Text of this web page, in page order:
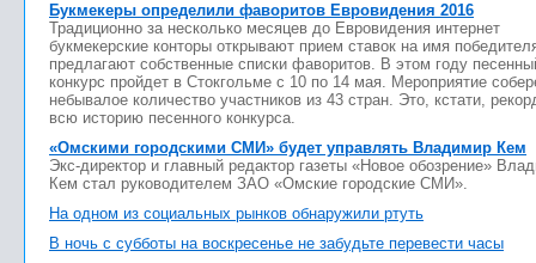
Букмекеры определили фаворитов Евровидения 2016
Традиционно за несколько месяцев до Евровидения интернет
букмекерские конторы открывают прием ставок на имя
предлагают собственные списки фаворитов. В этом году
конкурс пройдет в Стокгольме с 10 по 14 мая. Мероприятие
небывалое количество участников из 43 стран. Это, кстати,
всю историю песенного конкурса.
«Омскими городскими СМИ» будет управлять Владимир Кем
Экс-директор и главный редактор газеты «Новое обозрение»
Кем стал руководителем ЗАО «Омские городские СМИ».
На одном из социальных рынков обнаружили ртуть
В ночь с субботы на воскресенье не забудьте перевести часы